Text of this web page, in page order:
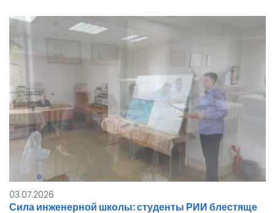
03.07.2026
Сила инженерной школы: студенты РИИ блестяще